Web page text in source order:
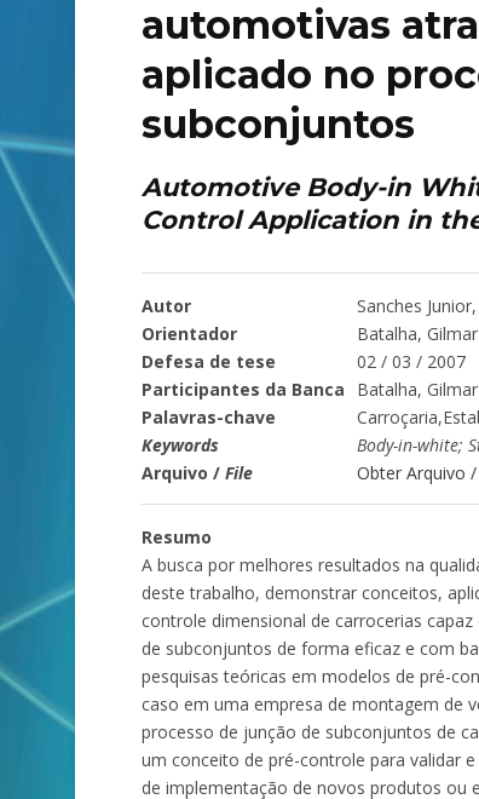
automotivas
aplicado no
subconjuntos
Automotive Body-in
Control Application in
Autor
Sanches
Orientador
Batalha,
Defesa de tese
02 / 03 / 2007
Participantes da Banca
Batalha,
Palavras-chave
Keywords
Body-in-white;
Arquivo / File Obter Arquivo /
Resumo
A busca por melhores resultados na
deste trabalho, demonstrar conceitos,
controle dimensional de carrocerias
de subconjuntos de forma eficaz e com
pesquisas teóricas em modelos de pré-
caso em uma empresa de montagem de
processo de junção de subconjuntos de
um conceito de pré-controle para validar
de implementação de novos produtos ou